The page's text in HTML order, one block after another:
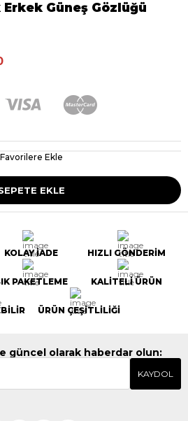
Güneş Gözlüğü
Favorilere Ekle
KOLAY İADE HIZLI GÖNDERİM
PAKETLEME KALİTELİ ÜRÜN
ÜRÜN ÇEŞİTLİLİĞİ
güncel olarak haberdar olun:
KAYDOL